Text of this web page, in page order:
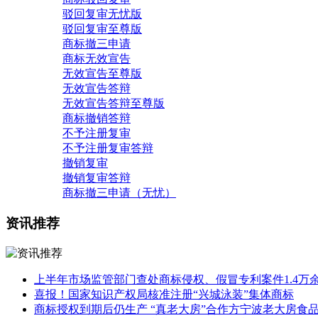
驳回复审无忧版
驳回复审至尊版
商标撤三申请
商标无效宣告
无效宣告至尊版
无效宣告答辩
无效宣告答辩至尊版
商标撤销答辩
不予注册复审
不予注册复审答辩
撤销复审
撤销复审答辩
商标撤三申请（无忧）
资讯推荐
上半年市场监管部门查处商标侵权、假冒专利案件1.4万
喜报！国家知识产权局核准注册“兴城泳装”集体商标
商标授权到期后仍生产 “真老大房”合作方宁波老大房食